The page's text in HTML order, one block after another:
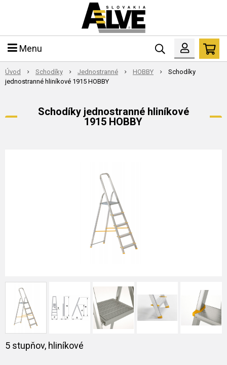
Menu
Úvod Schodíky Jednostranné HOBBY
Schodíky
jednostranné hliníkové 1915 HOBBY
Schodíky jednostranné hliníkové
1915 HOBBY
5 stupňov, hliníkové